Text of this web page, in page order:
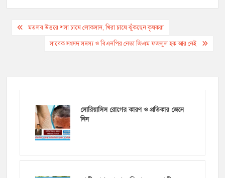
Post
navigation
মতলব উত্তরে শসা চাষে লোকসান, খিরা চাষে ঝুঁকছেন কৃষকরা
সাবেক সংসদ সদস্য ও বিএনপির নেতা জিএম ফজলুল হক আর নেই
সোরিয়াসিস রোগের কারণ ও প্রতিকার জেনে
নিন